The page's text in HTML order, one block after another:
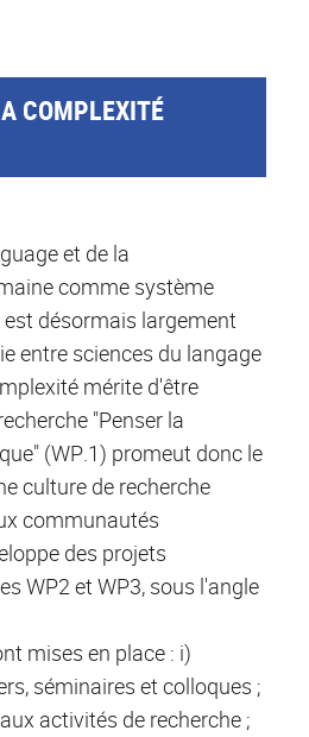
COMPLEXITÉ
et de la
comme système
désormais largement
entre sciences du langage
mérite d'être
"Penser la
(WP.1) promeut donc le
culture de recherche
communautés
des projets
WP2 et WP3, sous l'angle
mises en place : i)
séminaires et colloques ;
activités de recherche ;